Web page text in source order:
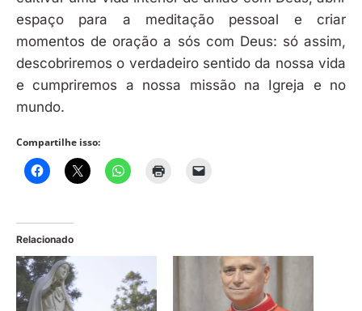
espaço para a meditação pessoal e criar
momentos de oração a sós com Deus: só assim,
descobriremos o verdadeiro sentido da nossa vida
e cumpriremos a nossa missão na Igreja e no
mundo.
Compartilhe isso:
Relacionado